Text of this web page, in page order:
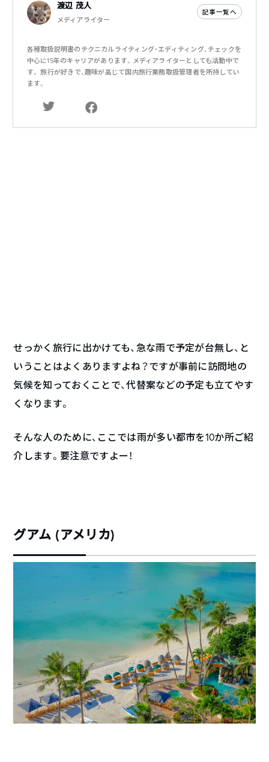
渡辺 茂人
メディアライター
記事一覧へ
各種取扱説明書のテクニカルライティング・エディティング、チェックを
中心に15年のキャリアがあります。メディアライターとしても活動中で
す。 旅行が好きで、趣味が高じて国内旅行業務取扱管理者を所持してい
ます。
せっかく旅行に出かけても、急な雨で予定が台無し、と
いうことはよくありますよね？ですが事前に訪問地の
気候を知っておくことで、代替案などの予定も立てやす
くなります。
そんな人のために、ここでは雨が多い都市を10か所ご紹
介します。要注意ですよー！
グアム (アメリカ)